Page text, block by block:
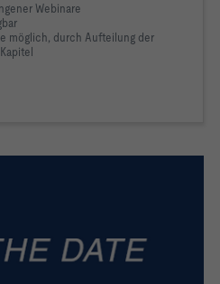
Webinare
möglich, durch Aufteilung der